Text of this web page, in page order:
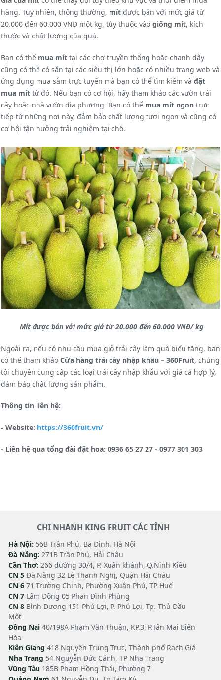
hàng. Tuy nhiên, thông thường, mít được bán với mức giá từ
20.000 đến 60.000 VNĐ một kg, tùy thuộc vào giống mít, kích
thước và chất lượng của quả.
Bạn có thể mua mít tại các chợ truyền thống hoặc chanh dây
cũng có thể có sẵn tại các siêu thị lớn hoặc có nhiều trang web và
ứng dụng mua sắm trực tuyến mà bạn có thể tìm kiếm và đặt
mua mít từ đó. Nếu bạn có cơ hội, hãy tham khảo các vườn trái
cây hoặc nhà vườn địa phương. Bạn có thể mua mít ngon trực
tiếp từ những nơi này, đảm bảo chất lượng tươi ngon và cũng có
cơ hội tận hưởng trải nghiệm tại chỗ.
Mít được bán với mức giá từ 20.000 đến 60.000 VNĐ/ kg
Ngoài ra, nếu có nhu cầu mua giỏ trái cây làm quà biếu tặng, bạn
có thể tham khảo Cửa hàng trái cây nhập khẩu – 360Fruit, chúng
tôi chuyên cung cấp các loại trái cây nhập khẩu với giá cả hợp lý,
đảm bảo chất lượng sản phẩm.
Thông tin liên hệ:
- Website: https://360fruit.vn/
- Liên hệ qua tổng đài đặt hoa: 0936 65 27 27 - 0977 301 303
CHI NHANH KING FRUIT CÁC TỈNH
Hà Nội: 56B Trần Phú, Ba Đình, Hà Nội
Đà Nẵng: 271B Trần Phú, Hải Châu
Cần Thơ: 266 đường 30/4, P. Xuân khánh, Q.Ninh Kiều
CN 5 Đà Nẵng 32 Lê Thanh Nghị, Quận Hải Châu
CN 6 71 Trường Chinh, Phường Xuân Phú, TP Huế
CN 7 Lâm Đồng 05 Phan Đình Phùng
CN 8 Bình Dương 151 Phú Lợi, P. Phú Lợi, Tp. Thủ Dầu
Một
Đồng Nai 40/198A Phạm Văn Thuận, KP.3, P.Tân Mai Biên
Hòa
Kiên Giang 418 Nguyễn Trung Trực, Thành phố Rạch Giá
Nha Trang 54 Nguyễn Đức Cảnh, TP Nha Trang
Vũng Tàu 185B Phạm Hồng Thái, Phường 7